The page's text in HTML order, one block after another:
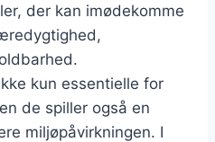
der kan imødekomme
kun essentielle for
de spiller også en
miljøpåvirkningen. I